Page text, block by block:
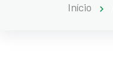
Início